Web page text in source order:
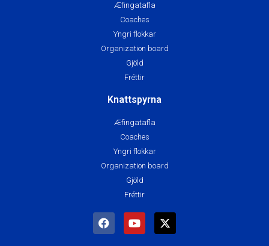
Æfingatafla
Coaches
Yngri flokkar
Organization board
Gjöld
Fréttir
Knattspyrna
Æfingatafla
Coaches
Yngri flokkar
Organization board
Gjöld
Fréttir